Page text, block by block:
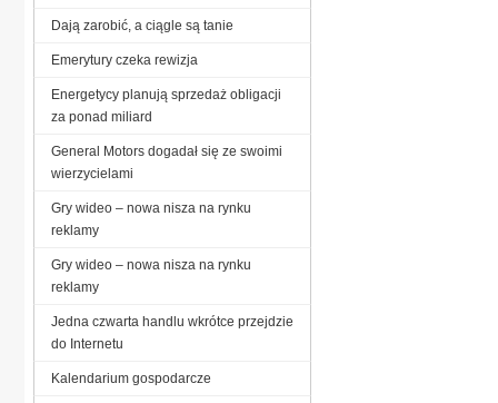
Dają zarobić, a ciągle są tanie
Emerytury czeka rewizja
Energetycy planują sprzedaż obligacji
za ponad miliard
General Motors dogadał się ze swoimi
wierzycielami
Gry wideo – nowa nisza na rynku
reklamy
Gry wideo – nowa nisza na rynku
reklamy
Jedna czwarta handlu wkrótce przejdzie
do Internetu
Kalendarium gospodarcze